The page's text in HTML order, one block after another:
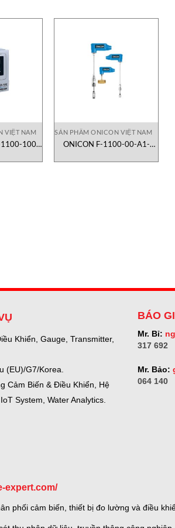
VIỆT NAM
100-
nghiệp
SẢN PHẨM ONICON VIỆT NAM
ONICON F-1100-00-A1-
dạng insertion
Khiển, Gauge, Transmitter,
(EU)/G7/Korea.
Cảm Biến & Điều Khiển, Hệ
System, Water Analytics.
BÁO
Mr. Bỉ:
317 692
Mr. Bảo:
064 140
expert.com/
phối cảm biến, thiết bị đo lường và điều